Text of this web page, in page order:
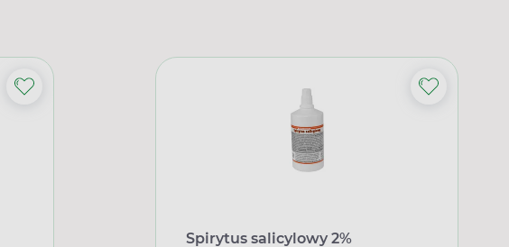
Spirytus salicylowy 2%